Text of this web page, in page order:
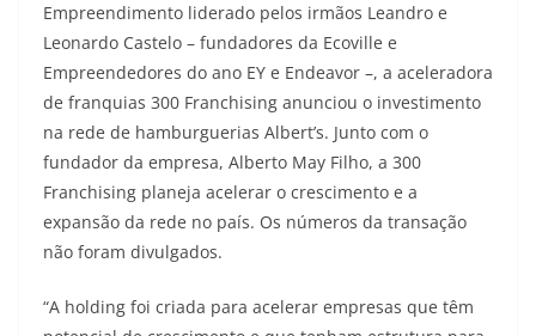
Empreendimento liderado pelos irmãos Leandro e
Leonardo Castelo – fundadores da Ecoville e
Empreendedores do ano EY e Endeavor –, a aceleradora
de franquias 300 Franchising anunciou o investimento
na rede de hamburguerias Albert’s. Junto com o
fundador da empresa, Alberto May Filho, a 300
Franchising planeja acelerar o crescimento e a
expansão da rede no país. Os números da transação
não foram divulgados.
“A holding foi criada para acelerar empresas que têm